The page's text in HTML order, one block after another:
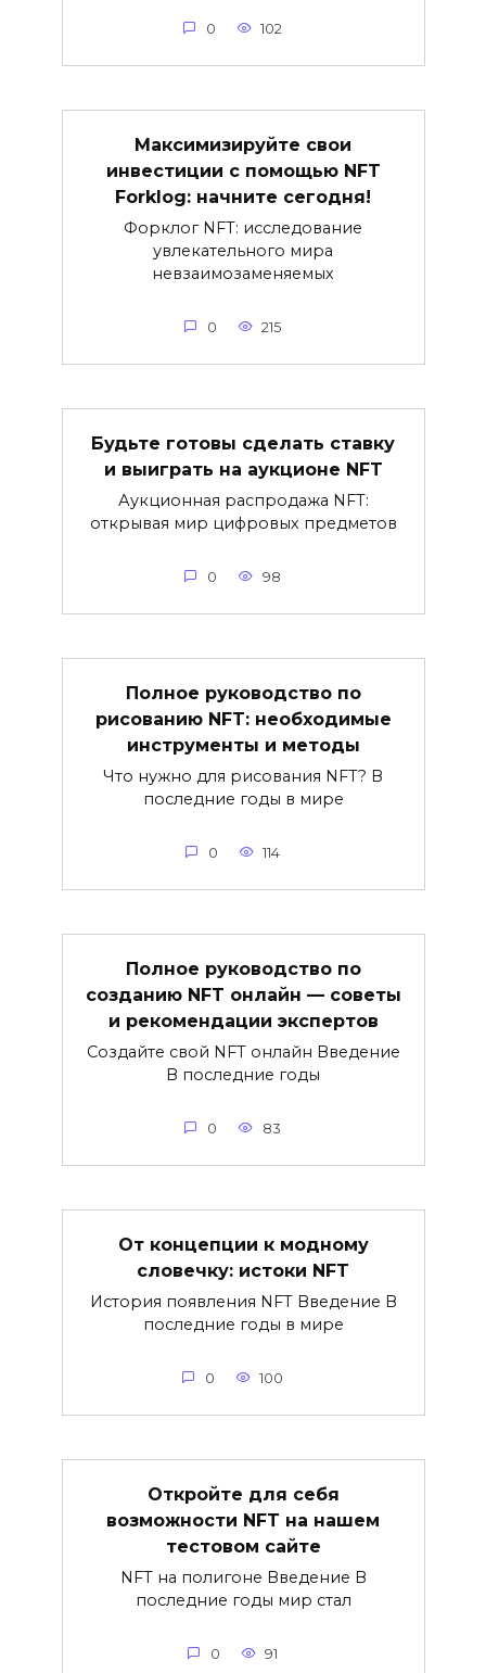
0 102
Максимизируйте свои
инвестиции с помощью NFT
Forklog: начните сегодня!
Форклог NFT: исследование
увлекательного мира
невзаимозаменяемых
0 215
Будьте готовы сделать ставку
и выиграть на аукционе NFT
Аукционная распродажа NFT:
открывая мир цифровых предметов
0 98
Полное руководство по
рисованию NFT: необходимые
инструменты и методы
Что нужно для рисования NFT? В
последние годы в мире
0 114
Полное руководство по
созданию NFT онлайн — советы
и рекомендации экспертов
Создайте свой NFT онлайн Введение
В последние годы
0 83
От концепции к модному
словечку: истоки NFT
История появления NFT Введение В
последние годы в мире
0 100
Откройте для себя
возможности NFT на нашем
тестовом сайте
NFT на полигоне Введение В
последние годы мир стал
0 91